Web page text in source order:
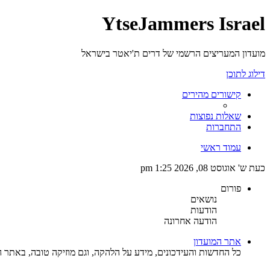
YtseJammers Israel
מועדון המעריצים הרשמי של דרים ת'יאטר בישראל
דילוג לתוכן
קישורים מהירים
שאלות נפוצות
התחברות
עמוד ראשי
כעת ש' אוגוסט 08, 2026 1:25 pm
פורום
נושאים
הודעות
הודעה אחרונה
אתר המועדון
כל החדשות והעידכונים, מידע על הלהקה, וגם מוזיקה טובה, באתר